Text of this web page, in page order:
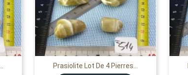
Prasiolite Lot De 4 Pierres...